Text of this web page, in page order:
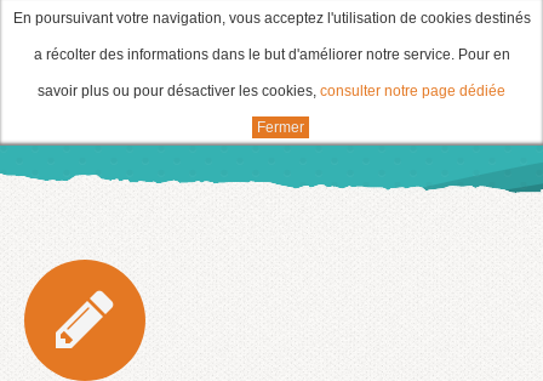
En poursuivant votre navigation, vous acceptez l'utilisation de cookies destinés
a récolter des informations dans le but d'améliorer notre service. Pour en
savoir plus ou pour désactiver les cookies, consulter notre page dédiée
Fermer